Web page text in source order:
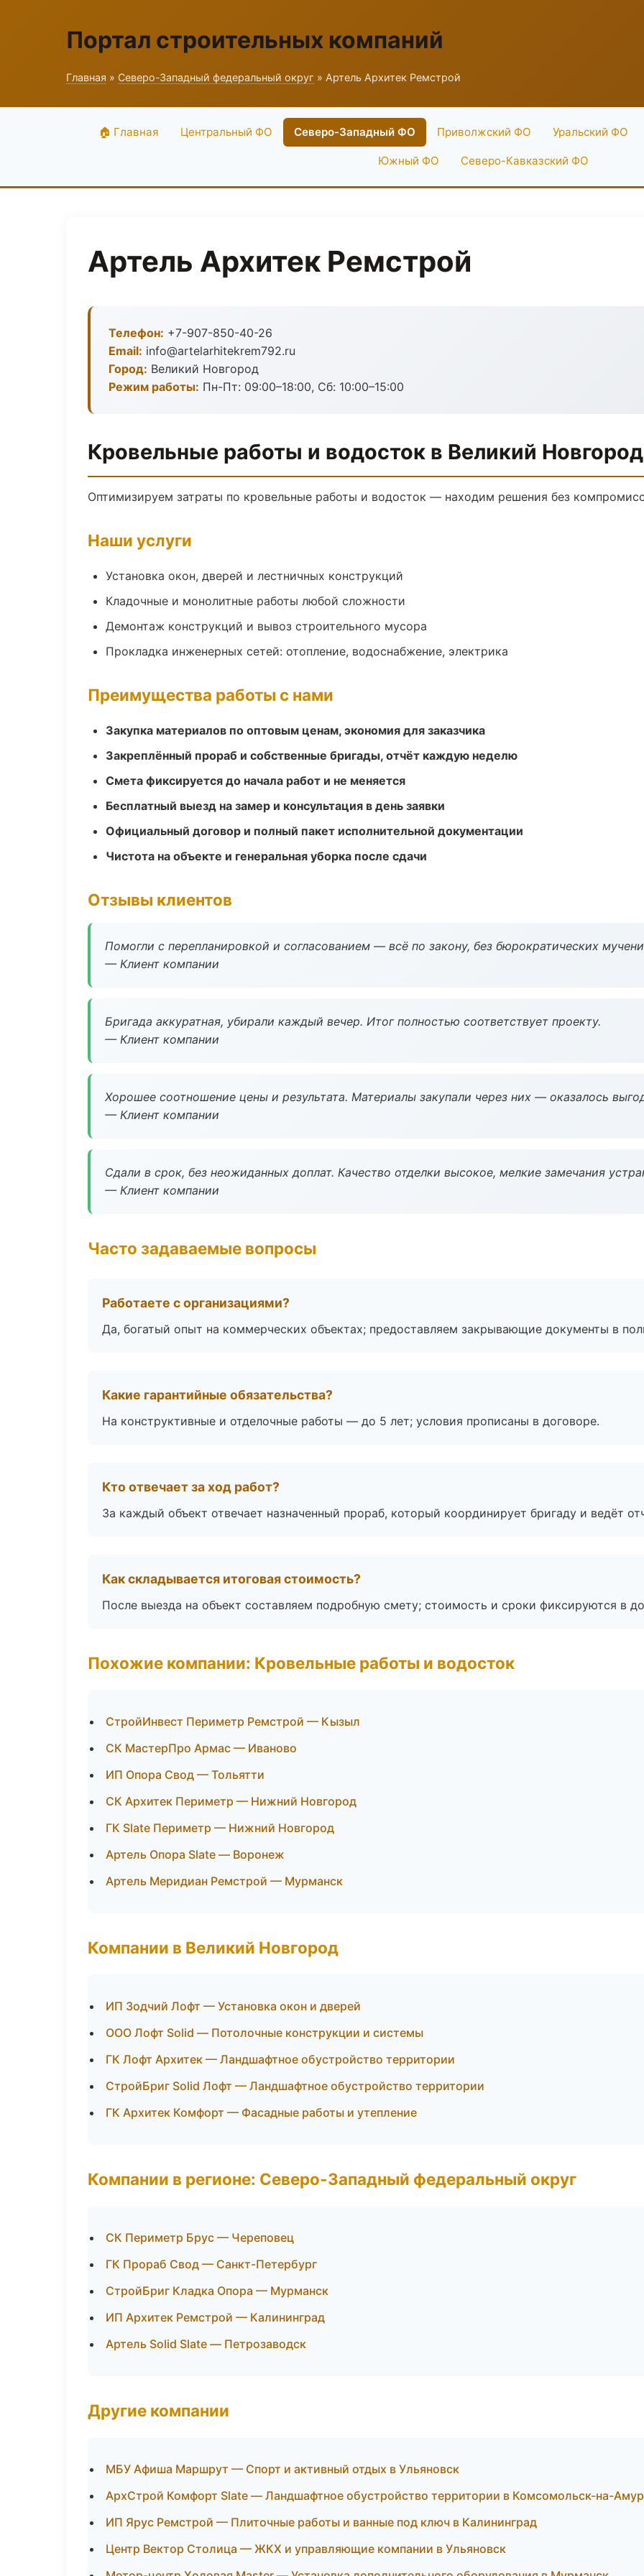
Портал строительных компаний
Главная » Северо-Западный федеральный округ » Артель Архитек Ремстрой
🏠 Главная Центральный ФО Северо-Западный ФО Приволжский ФО Уральский ФО
Южный ФО Северо-Кавказский ФО
Артель Архитек Ремстрой
Телефон: +7-907-850-40-26
Email: info@artelarhitekrem792.ru
Город: Великий Новгород
Режим работы: Пн-Пт: 09:00–18:00, Сб: 10:00–15:00
Кровельные работы и водосток в Великий Новгород
Оптимизируем затраты по кровельные работы и водосток — находим решения без
Наши услуги
Установка окон, дверей и лестничных конструкций
Кладочные и монолитные работы любой сложности
Демонтаж конструкций и вывоз строительного мусора
Прокладка инженерных сетей: отопление, водоснабжение, электрика
Преимущества работы с нами
Закупка материалов по оптовым ценам, экономия для заказчика
Закреплённый прораб и собственные бригады, отчёт каждую неделю
Смета фиксируется до начала работ и не меняется
Бесплатный выезд на замер и консультация в день заявки
Официальный договор и полный пакет исполнительной документации
Чистота на объекте и генеральная уборка после сдачи
Отзывы клиентов
Помогли с перепланировкой и согласованием — всё по закону, без бюрократических
— Клиент компании
Бригада аккуратная, убирали каждый вечер. Итог полностью соответствует проекту.
— Клиент компании
Хорошее соотношение цены и результата. Материалы закупали через них — оказалось
— Клиент компании
Сдали в срок, без неожиданных доплат. Качество отделки высокое, мелкие замечания
— Клиент компании
Часто задаваемые вопросы
Работаете с организациями?
Да, богатый опыт на коммерческих объектах; предоставляем закрывающие документы в
Какие гарантийные обязательства?
На конструктивные и отделочные работы — до 5 лет; условия прописаны в договоре.
Кто отвечает за ход работ?
За каждый объект отвечает назначенный прораб, который координирует бригаду и ведёт
Как складывается итоговая стоимость?
После выезда на объект составляем подробную смету; стоимость и сроки фиксируются в
Похожие компании: Кровельные работы и водосток
СтройИнвест Периметр Ремстрой — Кызыл
СК МастерПро Армас — Иваново
ИП Опора Свод — Тольятти
СК Архитек Периметр — Нижний Новгород
ГК Slate Периметр — Нижний Новгород
Артель Опора Slate — Воронеж
Артель Меридиан Ремстрой — Мурманск
Компании в Великий Новгород
ИП Зодчий Лофт — Установка окон и дверей
ООО Лофт Solid — Потолочные конструкции и системы
ГК Лофт Архитек — Ландшафтное обустройство территории
СтройБриг Solid Лофт — Ландшафтное обустройство территории
ГК Архитек Комфорт — Фасадные работы и утепление
Компании в регионе: Северо-Западный федеральный округ
СК Периметр Брус — Череповец
ГК Прораб Свод — Санкт-Петербург
СтройБриг Кладка Опора — Мурманск
ИП Архитек Ремстрой — Калининград
Артель Solid Slate — Петрозаводск
Другие компании
МБУ Афиша Маршрут — Спорт и активный отдых в Ульяновск
АрхСтрой Комфорт Slate — Ландшафтное обустройство территории в Комсомольск-на-
ИП Ярус Ремстрой — Плиточные работы и ванные под ключ в Калининград
Центр Вектор Столица — ЖКХ и управляющие компании в Ульяновск